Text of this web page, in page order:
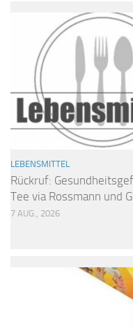
LEBENSMITTEL
Rückruf:
Tee via Rossmann und
7 AUG., 2026